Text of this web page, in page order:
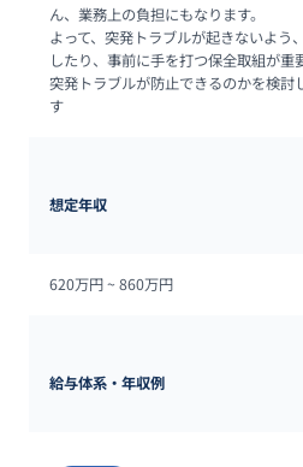
ん、業務上の負担にもなります。
よって、突発トラブルが起きないよう
したり、事前に手を打つ保全取組が重
突発トラブルが防止できるのかを検討
す
想定年収
620万円 ~ 860万円
給与体系・年収例